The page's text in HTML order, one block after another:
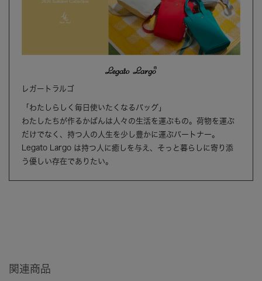
レガートラルゴ
「わたしらしく毎日使いたくなるバッグ」
わたしたちが作るかばんは人々の生活を運ぶもの。荷物を運ぶ
だけでなく、持つ人の人生を少し豊かに運ぶパートナー。
Legato Largo は持つ人に癒しを与え、そっと暮らしに寄り添
う優しい存在でありたい。
関連商品